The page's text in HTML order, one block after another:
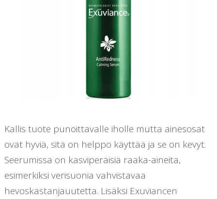
Kallis tuote punoittavalle iholle mutta ainesosat
ovat hyviä, sitä on helppo käyttää ja se on kevyt.
Seerumissa on kasviperäisiä raaka-aineita,
esimerkiksi verisuonia vahvistavaa
hevoskastanjauutetta. Lisäksi Exuviancen